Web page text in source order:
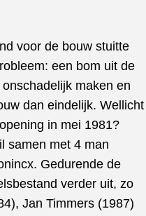
voor de bouw stuitte
een bom uit de
maken en
dan eindelijk. Wellicht
in mei 1981?
samen met 4 man
Gedurende de
verder uit, zo
Jan Timmers (1987)